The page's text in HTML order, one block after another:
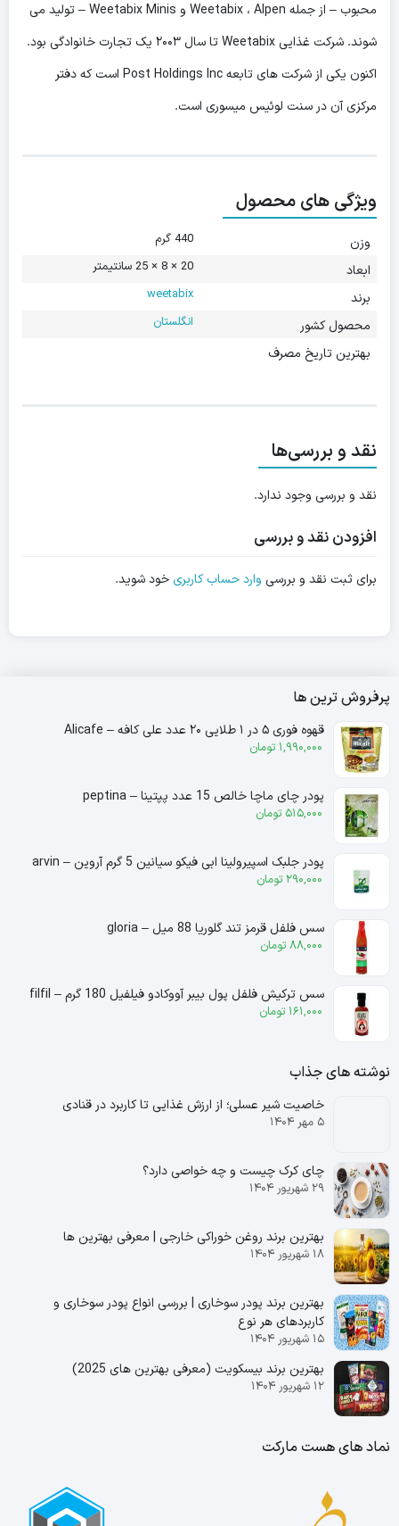
محبوب – از جمله Weetabix ، Alpen و Weetabix Minis – تولید می
شوند. شرکت غذایی Weetabix تا سال ۲۰۰۳ یک تجارت خانوادگی بود.
اکنون یکی از شرکت های تابعه Post Holdings Inc است که دفتر
مرکزی آن در سنت لوئیس میسوری است.
ویژگی های محصول
وزن 440 گرم
ابعاد 20 × 8 × 25 سانتیمتر
برند weetabix
محصول کشور انگلستان
بهترین تاریخ مصرف
نقد و بررسی‌ها
نقد و بررسی وجود ندارد.
افزودن نقد و بررسی
برای ثبت نقد و بررسی وارد حساب کاربریخود شوید.
پرفروش ترین ها
قهوه فوری ۵ در ۱ طلایی ۲۰ عدد علی کافه – Alicafe
1,990,000 تومان
پودر چای ماچا خالص 15 عدد پپتینا – peptina
515,000 تومان
پودر جلبک اسپیرولینا ابی فیکو سیانین 5 گرم آروین – arvin
290,000 تومان
سس فلفل قرمز تند گلوریا 88 میل – gloria
88,000 تومان
سس ترکیش فلفل پول بیبر آووکادو فیلفیل 180 گرم – filfil
161,000 تومان
نوشته های جذاب
خاصیت شیر عسلی؛ از ارزش غذایی تا کاربرد در قنادی
۵ مهر ۱۴۰۴
چای کرک چیست و چه خواصی دارد؟
۲۹ شهریور ۱۴۰۴
بهترین برند روغن خوراکی خارجی | معرفی بهترین ها
۱۸ شهریور ۱۴۰۴
بهترین برند پودر سوخاری | بررسی انواع پودر سوخاری و
کاربردهای هر نوع
۱۵ شهریور ۱۴۰۴
بهترین برند بیسکویت (معرفی بهترین‌ های 2025)
۱۲ شهریور ۱۴۰۴
نماد های هست مارکت